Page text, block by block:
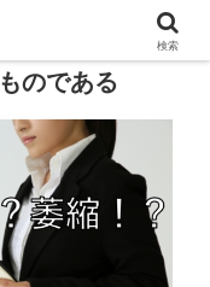
のである
検索